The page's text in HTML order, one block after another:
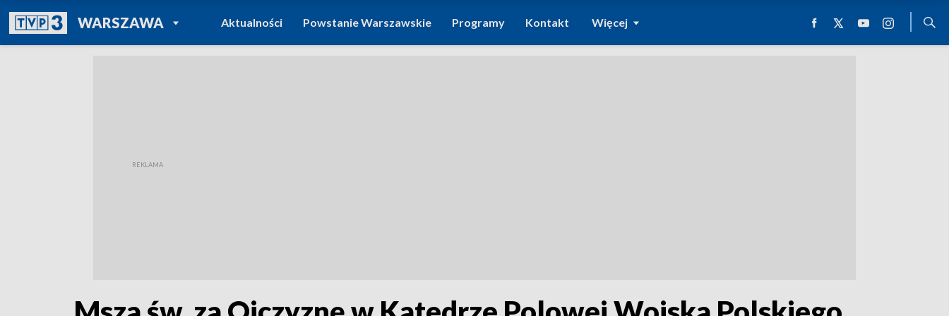
WARSZAWAPOWRÓT DO
TVP REGIONY
Aktualności Powstanie Warszawskie Programy Kontakt Więcej